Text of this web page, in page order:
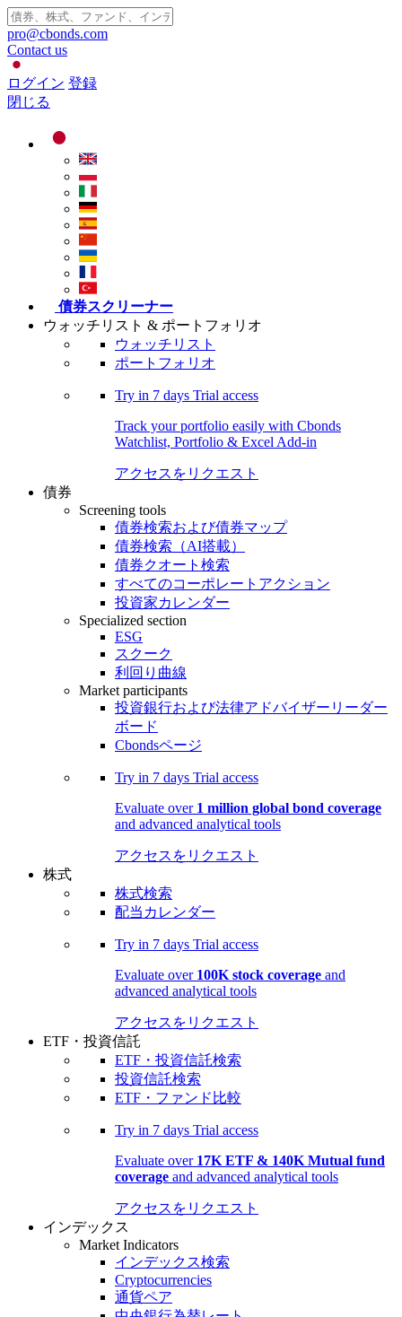
pro@cbonds.com
Contact us
ログイン 登録
閉じる
債券スクリーナー
ウォッチリスト & ポートフォリオ
ウォッチリスト
ポートフォリオ
Try in 7 days Trial access
Track your portfolio easily with Cbonds
Watchlist, Portfolio & Excel Add-in
アクセスをリクエスト
債券
Screening tools
債券検索および債券マップ
債券検索（AI搭載）
債券クオート検索
すべてのコーポレートアクション
投資家カレンダー
Specialized section
ESG
スクーク
利回り曲線
Market participants
投資銀行および法律アドバイザーリーダー
ボード
Cbondsページ
Try in 7 days Trial access
Evaluate over 1 million global bond coverage
and advanced analytical tools
アクセスをリクエスト
株式
株式検索
配当カレンダー
Try in 7 days Trial access
Evaluate over 100K stock coverage and
advanced analytical tools
アクセスをリクエスト
ETF・投資信託
ETF・投資信託検索
投資信託検索
ETF・ファンド比較
Try in 7 days Trial access
Evaluate over 17K ETF & 140K Mutual fund
coverage and advanced analytical tools
アクセスをリクエスト
インデックス
Market Indicators
インデックス検索
Cryptocurrencies
通貨ペア